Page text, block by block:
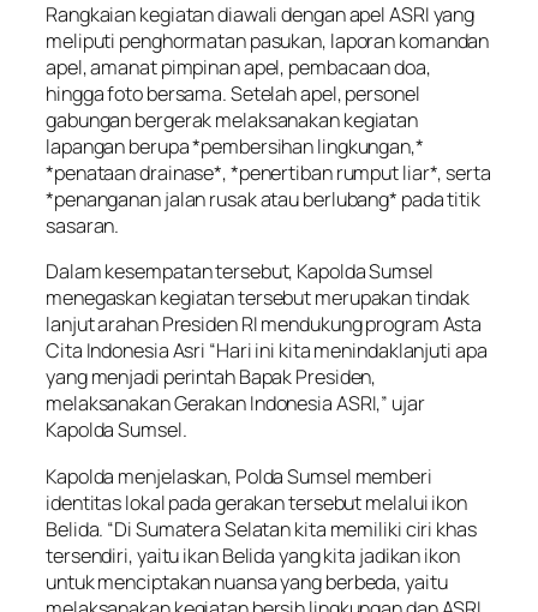
Rangkaian kegiatan diawali dengan apel ASRI yang
meliputi penghormatan pasukan, laporan komandan
apel, amanat pimpinan apel, pembacaan doa,
hingga foto bersama. Setelah apel, personel
gabungan bergerak melaksanakan kegiatan
lapangan berupa *pembersihan lingkungan,*
*penataan drainase*, *penertiban rumput liar*, serta
*penanganan jalan rusak atau berlubang* pada titik
sasaran.
Dalam kesempatan tersebut, Kapolda Sumsel
menegaskan kegiatan tersebut merupakan tindak
lanjut arahan Presiden RI mendukung program Asta
Cita Indonesia Asri “Hari ini kita menindaklanjuti apa
yang menjadi perintah Bapak Presiden,
melaksanakan Gerakan Indonesia ASRI,” ujar
Kapolda Sumsel.
Kapolda menjelaskan, Polda Sumsel memberi
identitas lokal pada gerakan tersebut melalui ikon
Belida. “Di Sumatera Selatan kita memiliki ciri khas
tersendiri, yaitu ikan Belida yang kita jadikan ikon
untuk menciptakan nuansa yang berbeda, yaitu